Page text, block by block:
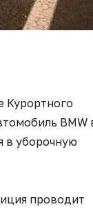
Курортного
BMW
в уборочную
проводит